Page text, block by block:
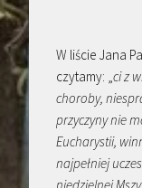
W liście Jana
czytamy: „ci z
choroby,
przyczyny nie
Eucharystii,
najpełniej